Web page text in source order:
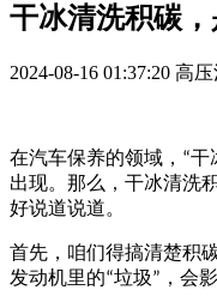
干冰清洗积碳
2024-08-16 01:37:20 高
在汽车保养的领域， “干
出现。那么，干冰清洗
好说道说道。
首先，咱们得搞清楚积
发动机里的“垃圾” ，会